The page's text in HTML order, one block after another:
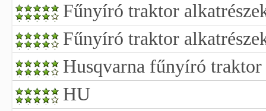
Fűnyíró traktor
Fűnyíró traktor
Husqvarna fűnyíró
HU